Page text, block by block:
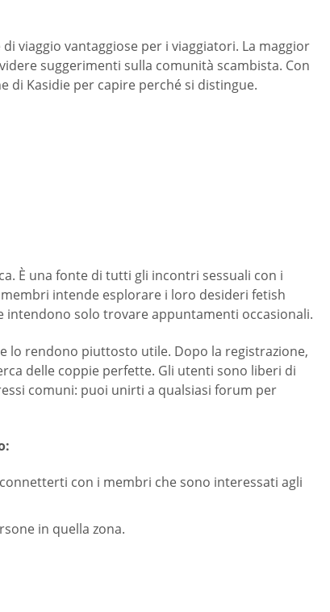
viaggio vantaggiose per i viaggiatori. La maggior
suggerimenti sulla comunità scambista. Con
di Kasidie per capire perché si distingue.
È una fonte di tutti gli incontri sessuali con i
intende esplorare i loro desideri fetish
intendono solo trovare appuntamenti occasionali.
lo rendono piuttosto utile. Dopo la registrazione,
delle coppie perfette. Gli utenti sono liberi di
comuni: puoi unirti a qualsiasi forum per
con i membri che sono interessati agli
in quella zona.